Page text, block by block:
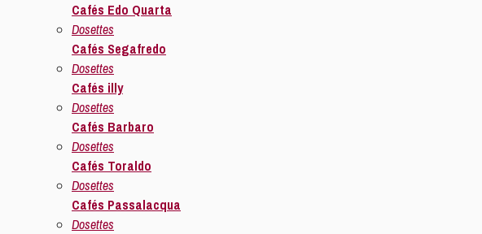
Cafés Edo Quarta
Dosettes
Cafés Segafredo
Dosettes
Cafés illy
Dosettes
Cafés Barbaro
Dosettes
Cafés Toraldo
Dosettes
Cafés Passalacqua
Dosettes